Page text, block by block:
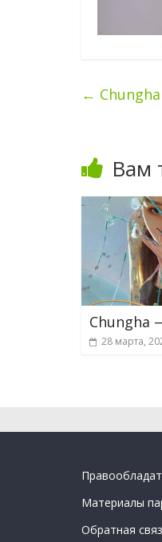
←
Вам
Chungha
28 марта,
Материалы
Обратная